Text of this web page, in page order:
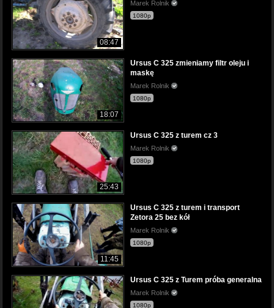
08:47
Marek Rolnik
1080p
18:07
Ursus C 325 zmieniamy filtr oleju i
maskę
Marek Rolnik
1080p
25:43
Ursus C 325 z turem cz 3
Marek Rolnik
1080p
11:45
Ursus C 325 z turem i transport
Zetora 25 bez kół
Marek Rolnik
1080p
Ursus C 325 z Turem próba generalna
Marek Rolnik
1080p